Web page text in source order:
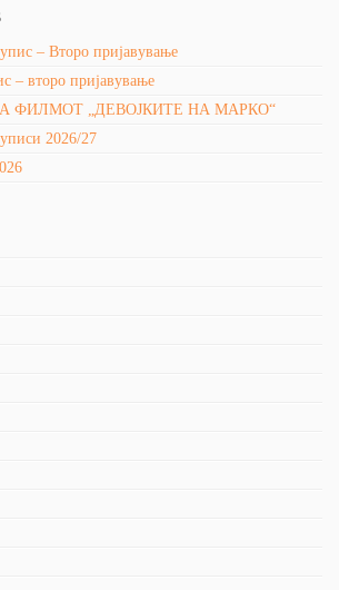
– Второ пријавување
– второ пријавување
ФИЛМОТ „ДЕВОЈКИТЕ НА МАРКО“
2026/27